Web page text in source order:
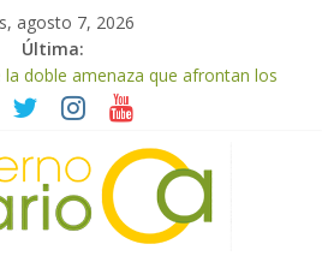
agosto 7, 2026
Última:
la doble amenaza que afrontan los
de los precios
recolecciones de almendra
marcada por las inclemencias
en los precios
Pesca y Alimentación autoriza el
de ayudas de la PAC de